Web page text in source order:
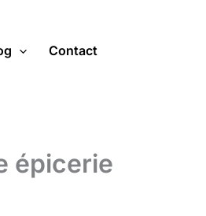
Contact
épicerie